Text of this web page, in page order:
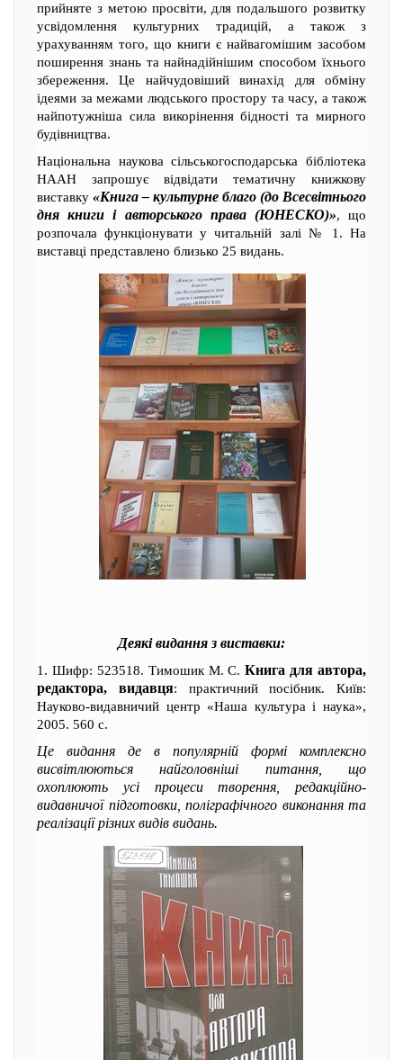
прийняте з метою просвіти, для подальшого розвитку
усвідомлення культурних традицій, а також з
урахуванням того, що книги є найвагомішим засобом
поширення знань та найнадійнішим способом їхнього
збереження. Це найчудовіший винахід для обміну
ідеями за межами людського простору та часу, а також
найпотужніша сила викорінення бідності та мирного
будівництва.
Національна наукова сільськогосподарська бібліотека
НААН запрошує відвідати тематичну книжкову
виставку «Книга – культурне благо (до Всесвітнього
дня книги і авторського права (ЮНЕСКО)», що
розпочала функціонувати у читальній залі № 1. На
виставці представлено близько 25 видань.
Деякі видання з виставки:
1. Шифр: 523518. Тимошик М. С.Книга для автора,
редактора, видавця: практичний посібник. Київ:
Науково-видавничий центр «Наша культура і наука»,
2005. 560 с.
Це видання де в популярній формі комплексно
висвітлюються найголовніші питання, що
охоплюють усі процеси творення, редакційно-
видавничої підготовки, поліграфічного виконання та
реалізації різних видів видань.